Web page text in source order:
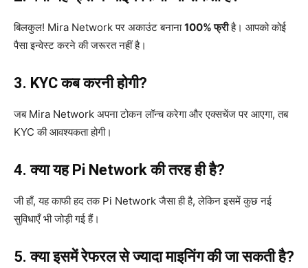
बिलकुल! Mira Network पर अकाउंट बनाना100% फ्रीहै। आपको कोई
पैसा इन्वेस्ट करने की जरूरत नहीं है।
3. KYC कब करनी होगी?
जब Mira Network अपना टोकन लॉन्च करेगा और एक्सचेंज पर आएगा, तब
KYC की आवश्यकता होगी।
4. क्या यह Pi Network की तरह ही है?
जी हाँ, यह काफी हद तक Pi Network जैसा ही है, लेकिन इसमें कुछ नई
सुविधाएँ भी जोड़ी गई हैं।
5. क्या इसमें रेफरल से ज्यादा माइनिंग की जा सकती है?